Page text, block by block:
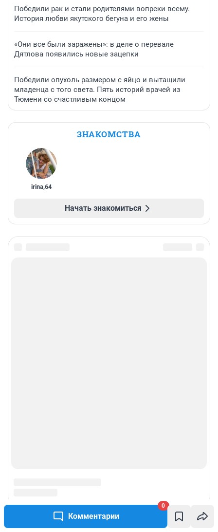
Комментарии
0
Победили рак и стали родителями вопреки всему.
История любви якутского бегуна и его жены
«Они все были заражены»: в деле о перевале
Дятлова появились новые зацепки
Победили опухоль размером с яйцо и вытащили
младенца с того света. Пять историй врачей из
Тюмени со счастливым концом
ЗНАКОМСТВА
irina,64
Начать знакомиться